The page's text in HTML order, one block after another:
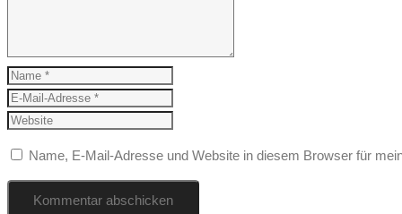
Name, E-Mail-Adresse und Website in diesem Browser für